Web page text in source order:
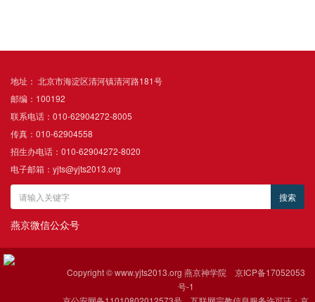
地址： 北京市海淀区清河镇清河路181号
邮编：100192
联系电话：010-62904272-8005
传真：010-62904558
招生办电话：010-62904272-8020
电子邮箱：yjts@yjts2013.org
燕京微信公众号
Copyright © www.yjts2013.org 燕京神学院 京ICP备17052053
号-1